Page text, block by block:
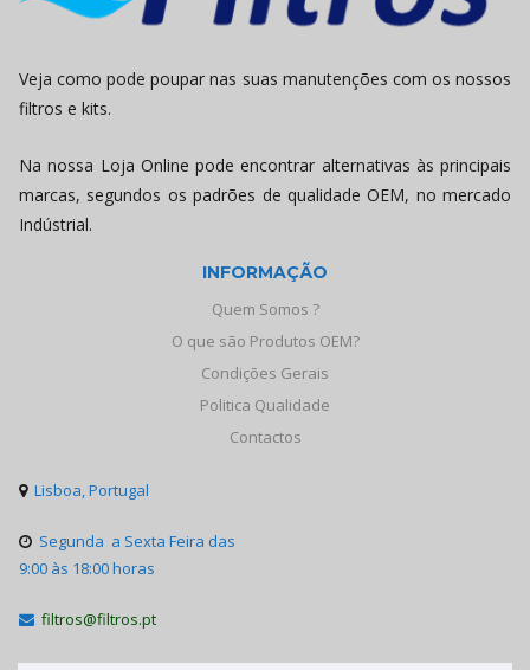
Veja como pode poupar nas suas manutenções com os nossos
filtros e kits.
Na nossa Loja Online pode encontrar alternativas às principais
marcas, segundos os padrões de qualidade OEM, no mercado
Indústrial.
INFORMAÇÃO
Quem Somos ?
O que são Produtos OEM?
Condições Gerais
Politica Qualidade
Contactos
 Lisboa, Portugal
 Segunda a Sexta Feira das
9:00 às 18:00 horas
 filtros@filtros.pt